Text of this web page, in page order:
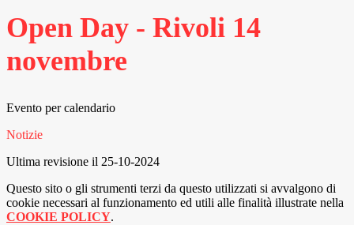
Open Day - Rivoli 14
novembre
Evento per calendario
Notizie
Ultima revisione il 25-10-2024
Questo sito o gli strumenti terzi da questo utilizzati si avvalgono di
cookie necessari al funzionamento ed utili alle finalità illustrate nella
COOKIE POLICY.